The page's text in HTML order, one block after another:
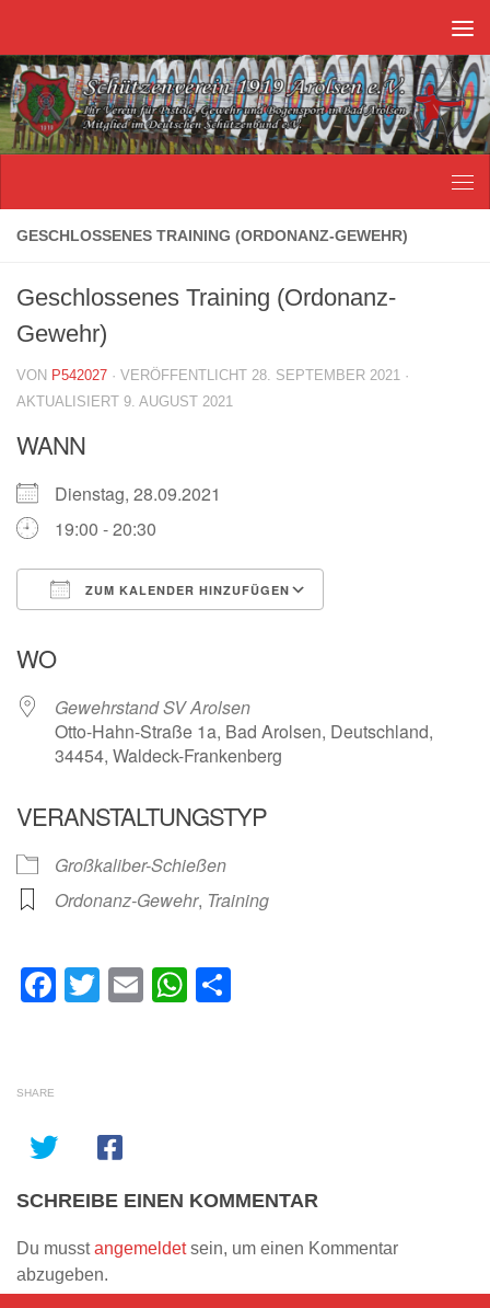
GESCHLOSSENES TRAINING (ORDONANZ-GEWEHR)
Geschlossenes Training (Ordonanz-
Gewehr)
VON P542027 · VERÖFFENTLICHT 28. SEPTEMBER 2021 ·
AKTUALISIERT 9. AUGUST 2021
WANN
Dienstag, 28.09.2021
19:00 - 20:30
ZUM KALENDER HINZUFÜGEN
WO
Gewehrstand SV Arolsen
Otto-Hahn-Straße 1a, Bad Arolsen, Deutschland,
34454, Waldeck-Frankenberg
VERANSTALTUNGSTYP
Großkaliber-Schießen
Ordonanz-Gewehr, Training
Facebook
Twitter
EmailWhatsApp
SHARE
SCHREIBE EINEN KOMMENTAR
Du musstangemeldetsein, um einen Kommentar
abzugeben.